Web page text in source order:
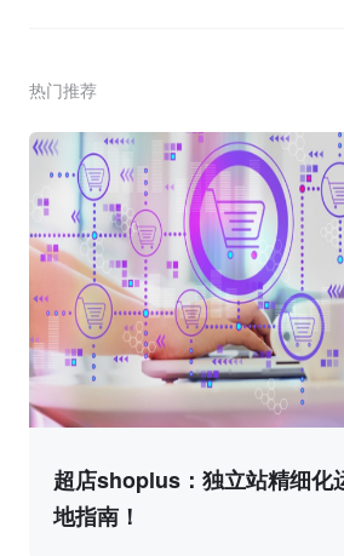
热门推荐
超店shoplus：独立站精细化
地指南！